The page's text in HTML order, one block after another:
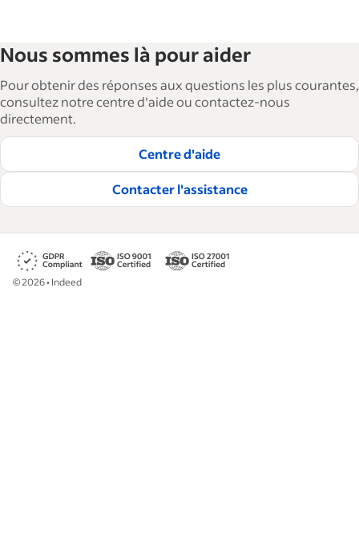
Nous sommes là pour aider
Pour obtenir des réponses aux questions les plus courantes,
consultez notre centre d'aide ou contactez-nous
directement.
Centre d'aide
Contacter l'assistance
©2026• Indeed